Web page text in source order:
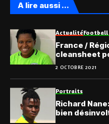
A lire aussi ...
ActualitéFootball
France /
cleansheet
2 OCTOBRE 2021
Portraits
Richard Nane: un subtil talent au style
bien